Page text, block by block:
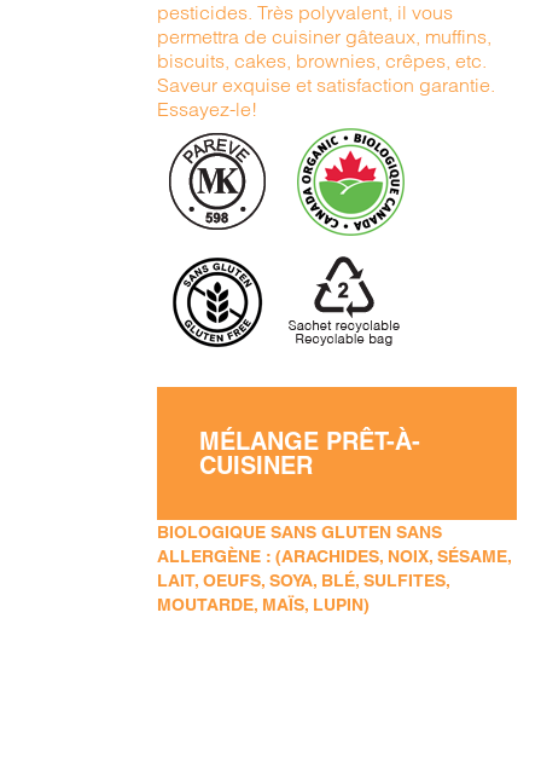
pesticides. Très polyvalent, il vous
permettra de cuisiner gâteaux, muffins,
biscuits, cakes, brownies, crêpes, etc.
Saveur exquise et satisfaction garantie.
Essayez-le!
MÉLANGE PRÊT-À-
CUISINER
BIOLOGIQUE SANS GLUTEN SANS
ALLERGÈNE : (ARACHIDES, NOIX, SÉSAME,
LAIT, OEUFS, SOYA, BLÉ, SULFITES,
MOUTARDE, MAÏS, LUPIN)